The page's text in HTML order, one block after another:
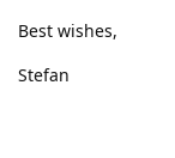
Best wishes,
Stefan